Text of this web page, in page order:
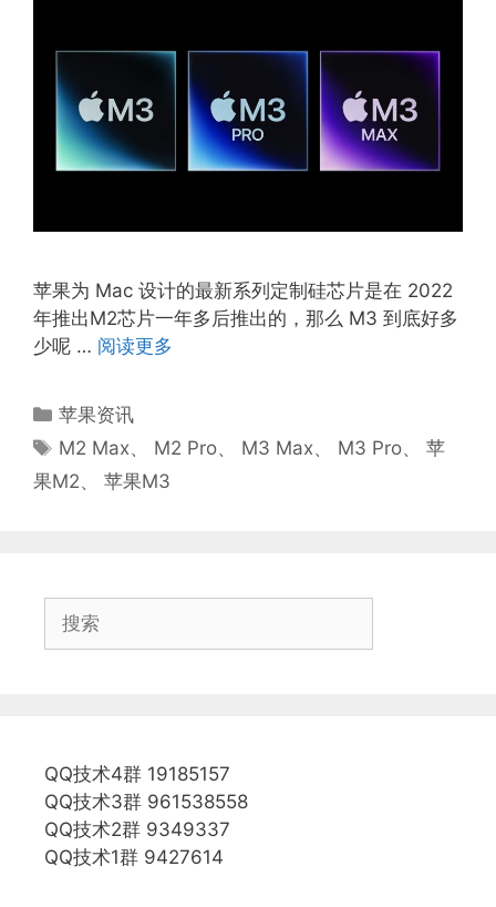
苹果为 Mac 设计的最新系列定制硅芯片是在 2022
年推出M2芯片一年多后推出的，那么 M3 到底好多
少呢 … 阅读更多
分
类
苹果资讯
标
签
M2 Max、 M2 Pro、 M3 Max、 M3 Pro、苹
果M2、 苹果M3
QQ技术4群 19185157
QQ技术3群 961538558
QQ技术2群 9349337
QQ技术1群 9427614